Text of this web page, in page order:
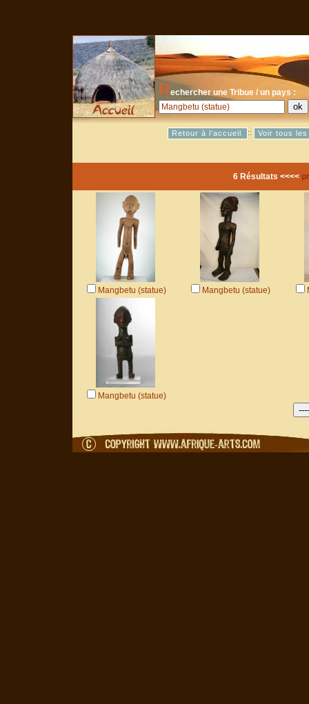
Rechercher une Tribue / un pays :
Retour à l'accueil :: Voir tous
6 Résultats <<<<
Mangbetu (statue) Mangbetu (statue)
Mangbetu (statue)